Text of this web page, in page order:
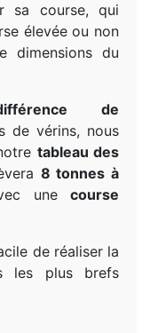
sa course, qui
élevée ou non
dimensions du
de
de vérins, nous
tableau des
8 tonnes à
unecourse
de réaliser la
les plus brefs